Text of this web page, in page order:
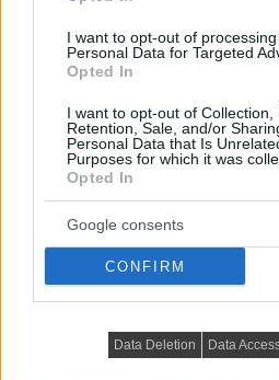
I want to opt-out of
Personal Data for Targeted
Opted In
I want to opt-out of Collection,
Retention, Sale, and/or
Personal Data that Is
Purposes for which it was
Opted In
Google consents
CONFIRM
Data Deletion Data
Előző cikk
Kőház látványos falakkal,
otthonos hangulattal
Következő cikk
Színes, energikus 105nm-es
elrendezéssel
Hírek, trend, stílus és design